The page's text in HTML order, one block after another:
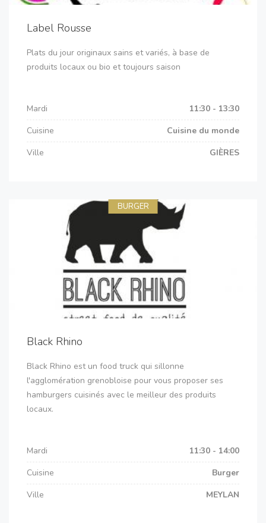
Label Rousse
Plats du jour originaux sains et variés, à base de
produits locaux ou bio et toujours saison
Mardi
11:30 - 13:30
Cuisine
Cuisine du monde
Ville
GIÈRES
BURGER
Black Rhino
Black Rhino est un food truck qui sillonne
l'agglomération grenobloise pour vous proposer ses
hamburgers cuisinés avec le meilleur des produits
locaux.
Mardi
11:30 - 14:00
Cuisine
Burger
Ville
MEYLAN